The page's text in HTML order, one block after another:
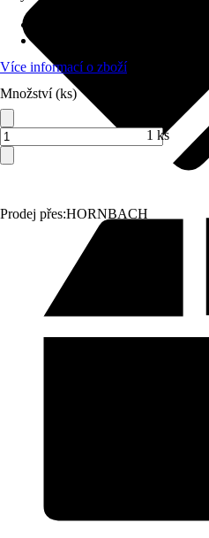
Prodej přes:HORNBACH
Více informací o zboží
Množství (ks)
1 ks